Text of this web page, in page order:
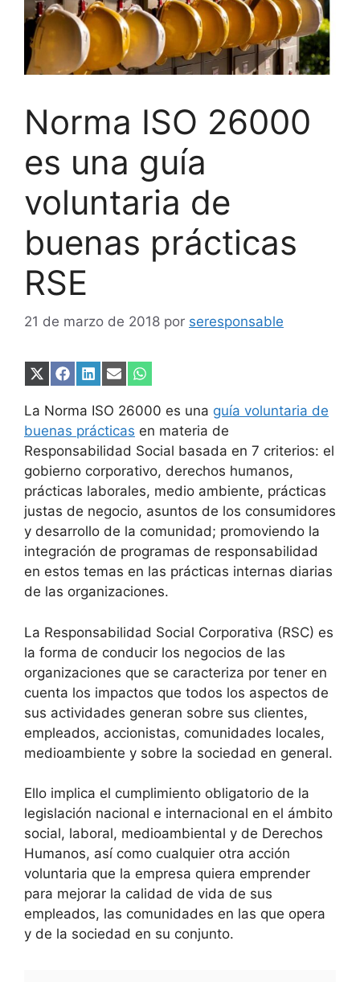
Norma ISO 26000
es una guía
voluntaria de
buenas prácticas
RSE
21 de marzo de 2018 por seresponsable
Compartir
X
(Twitter)
Compartir
Facebook
Compartir
LinkedIn
Compartir
Email
Compartir
WhatsApp
La Norma ISO 26000 es una guía voluntaria de
buenas prácticas en materia de
Responsabilidad Social basada en 7 criterios: el
gobierno corporativo, derechos humanos,
prácticas laborales, medio ambiente, prácticas
justas de negocio, asuntos de los consumidores
y desarrollo de la comunidad; promoviendo la
integración de programas de responsabilidad
en estos temas en las prácticas internas diarias
de las organizaciones.
La Responsabilidad Social Corporativa (RSC) es
la forma de conducir los negocios de las
organizaciones que se caracteriza por tener en
cuenta los impactos que todos los aspectos de
sus actividades generan sobre sus clientes,
empleados, accionistas, comunidades locales,
medioambiente y sobre la sociedad en general.
Ello implica el cumplimiento obligatorio de la
legislación nacional e internacional en el ámbito
social, laboral, medioambiental y de Derechos
Humanos, así como cualquier otra acción
voluntaria que la empresa quiera emprender
para mejorar la calidad de vida de sus
empleados, las comunidades en las que opera
y de la sociedad en su conjunto.